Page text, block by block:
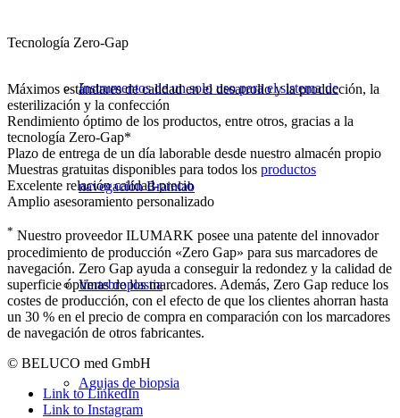
Instrumentos de un solo uso para el sistema de
navegación Brainlab
Vertebroplastia
Agujas de biopsia
Tecnología Zero-Gap
Máximos estándares de calidad en el desarrollo y la producción, la
esterilización y la confección
Rendimiento óptimo de los productos, entre otros, gracias a la
tecnología Zero-Gap*
Plazo de entrega de un día laborable desde nuestro almacén propio
Muestras gratuitas disponibles para todos los productos
Excelente relación calidad-precio
Amplio asesoramiento personalizado
* Nuestro proveedor ILUMARK posee una patente del innovador
procedimiento de producción «Zero Gap» para sus marcadores de
navegación. Zero Gap ayuda a conseguir la redondez y la calidad de
superficie óptimas de los marcadores. Además, Zero Gap reduce los
costes de producción, con el efecto de que los clientes ahorran hasta
un 30 % en el precio de compra en comparación con los marcadores
de navegación de otros fabricantes.
© BELUCO med GmbH
Link to LinkedIn
Link to Instagram